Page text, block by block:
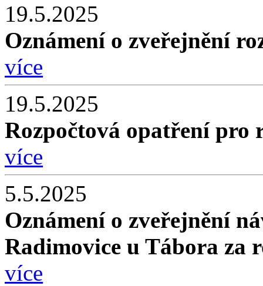
19.5.2025
Oznámení o zveřejnění
více
19.5.2025
Rozpočtová opatření pro
více
5.5.2025
Oznámení o zveřejnění
Radimovice u Tábora za
více